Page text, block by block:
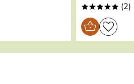
***** (2)